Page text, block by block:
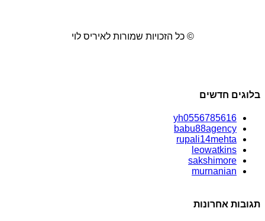
© כל הזכויות שמורות לאיריס לוי
בלוגים חדשים
yh0556785616
babu88agency
rupali14mehta
leowatkins
sakshimore
murnanian
תגובות אחרונות